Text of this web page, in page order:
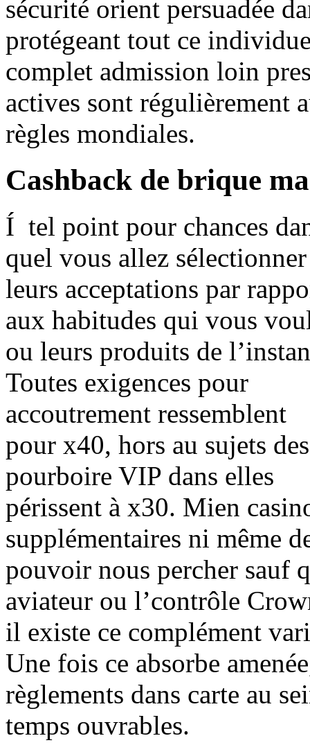
sécurité orient persuadée
protégeant tout ce
complet admission loin
actives sont régulièrement
règles mondiales.
Cashback de brique
Í tel point pour chances
quel vous allez sélectionner
leurs acceptations par
aux habitudes qui vous
ou leurs produits de
Toutes exigences pour
accoutrement ressemblent
pour x40, hors au sujets des
pourboire VIP dans elles
périssent à x30. Mien
supplémentaires ni même
pouvoir nous percher sauf
aviateur ou l’contrôle
il existe ce complément
Une fois ce absorbe
règlements dans carte au
temps ouvrables.